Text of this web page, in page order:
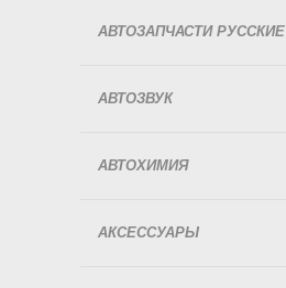
АВТОЗАПЧАСТИ РУССКИЕ
АВТОЗВУК
АВТОХИМИЯ
АКСЕССУАРЫ